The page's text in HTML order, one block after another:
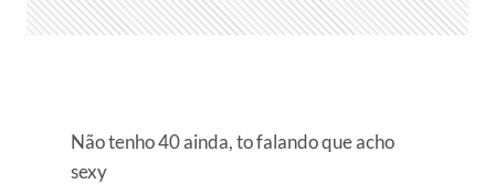
Não tenho 40 ainda, to falando que acho
sexy